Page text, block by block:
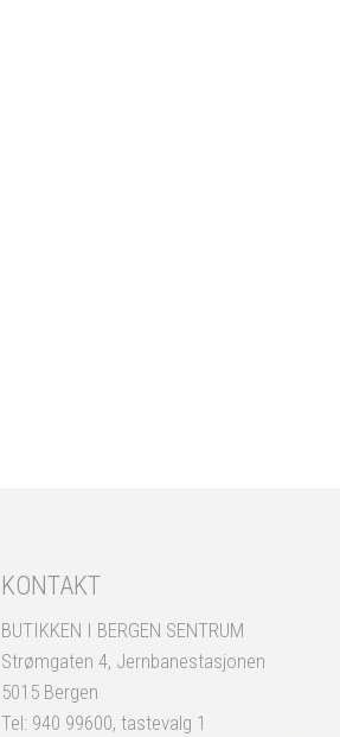
KONTAKT
BUTIKKEN I BERGEN SENTRUM
Strømgaten 4, Jernbanestasjonen
5015 Bergen
Tel: 940 99600, tastevalg 1